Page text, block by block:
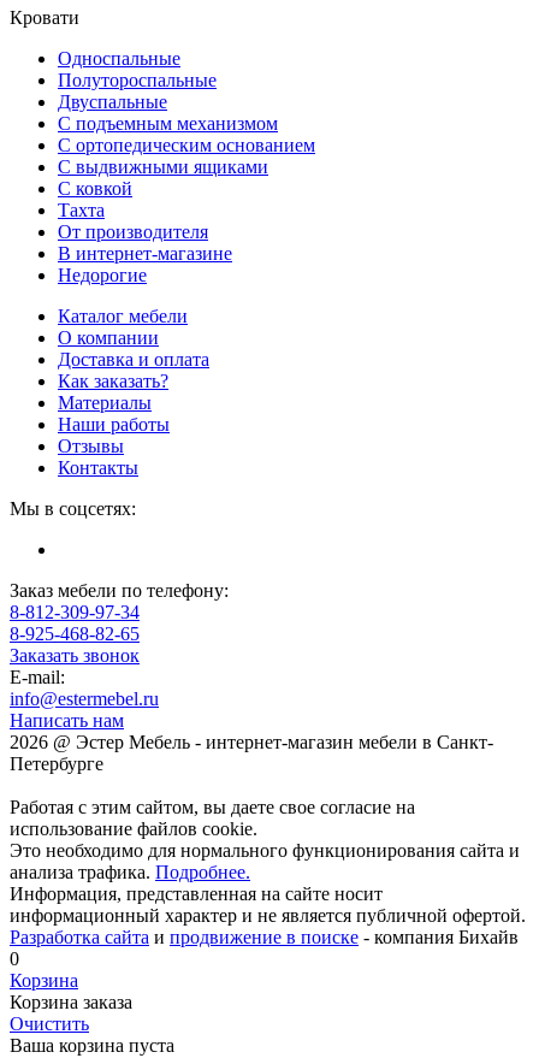
Кровати
Односпальные
Полутороспальные
Двуспальные
С подъемным механизмом
С ортопедическим основанием
С выдвижными ящиками
С ковкой
Тахта
От производителя
В интернет-магазине
Недорогие
Каталог мебели
О компании
Доставка и оплата
Как заказать?
Материалы
Наши работы
Отзывы
Контакты
Мы в соцсетях:
Заказ мебели по телефону:
8-812-309-97-34
8-925-468-82-65
Заказать звонок
E-mail:
info@estermebel.ru
Написать нам
2026 @ Эстер Мебель - интернет-магазин мебели в Санкт-
Петербурге
Работая с этим сайтом, вы даете свое согласие на
использование файлов cookie.
Это необходимо для нормального функционирования сайта и
анализа трафика. Подробнее.
Информация, представленная на сайте носит
информационный характер и не является публичной офертой.
Разработка сайта и продвижение в поиске - компания Бихайв
0
Корзина
Корзина заказа
Очистить
Ваша корзина пуста